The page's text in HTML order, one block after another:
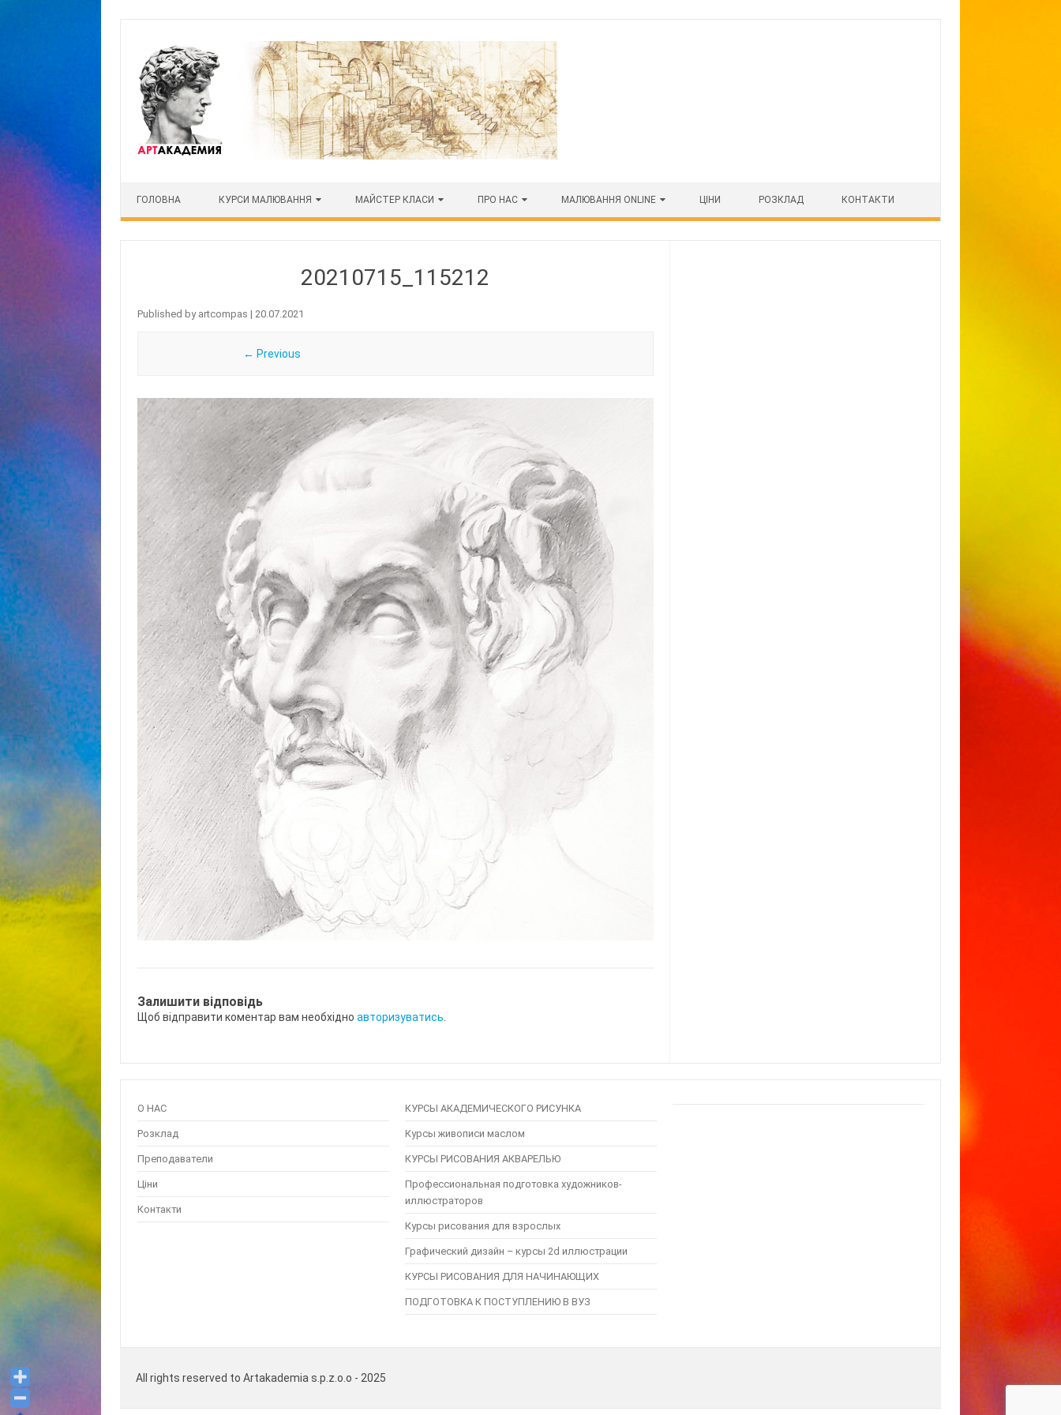
ГОЛОВНА КУРСИ МАЛЮВАННЯ МАЙСТЕР КЛАСИ ПРО НАС МАЛЮВАННЯ ONLINE ЦІНИ РОЗКЛАД КОНТАКТИ
20210715_115212
Published by artcompas | 20.07.2021
← Previous
Залишити відповідь
Щоб відправити коментар вам необхідно авторизуватись
О НАС
Розклад
Преподаватели
Ціни
Контакти
КУРСЫ АКАДЕМИЧЕСКОГО РИСУНКА
Курсы живописи маслом
КУРСЫ РИСОВАНИЯ АКВАРЕЛЬЮ
Профессиональная подготовка художников-
иллюстраторов
Курсы рисования для взрослых
Графический дизайн – курсы 2d иллюстрации
КУРСЫ РИСОВАНИЯ ДЛЯ НАЧИНАЮЩИХ
ПОДГОТОВКА К ПОСТУПЛЕНИЮ В ВУЗ
All rights reserved to Artakademia s.p.z.o.o - 2025